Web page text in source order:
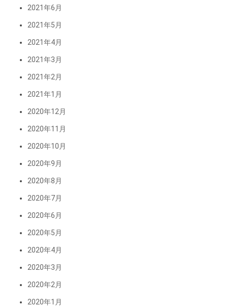
2021年6月
2021年5月
2021年4月
2021年3月
2021年2月
2021年1月
2020年12月
2020年11月
2020年10月
2020年9月
2020年8月
2020年7月
2020年6月
2020年5月
2020年4月
2020年3月
2020年2月
2020年1月